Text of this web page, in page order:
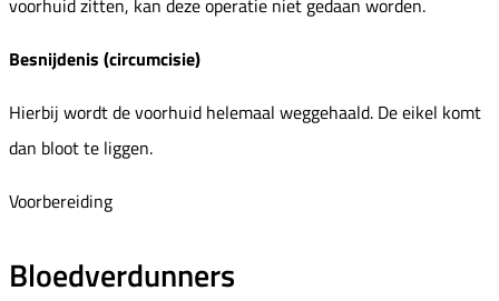
voorhuid zitten, kan deze operatie niet gedaan worden.
Besnijdenis (circumcisie)
Hierbij wordt de voorhuid helemaal weggehaald. De eikel komt
dan bloot te liggen.
Voorbereiding
Bloedverdunners